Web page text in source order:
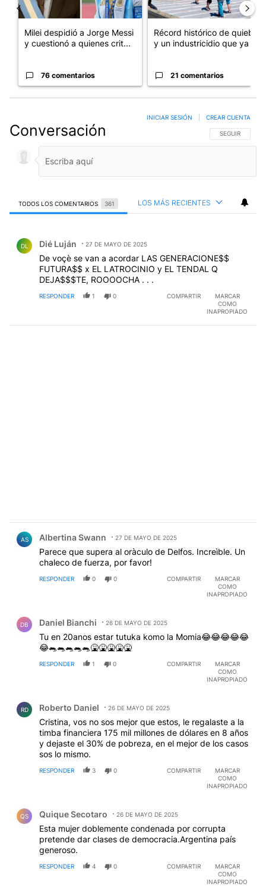
Milei despidió a Jorge Messi
y cuestionó a quienes crit...
76 comentarios
Récord histórico de quiebras
y un industricidio que ya ...
21 comentarios
Conversación SIGA ESTA
SEGUIR
INICIAR SESIÓN CREAR CUENTA
TODOS LOS COMENTARIOS 361 LOS MÁS RECIENTES
DL Dié Luján 27 DE MAYO DE 2025
De voçè se van a acordar LAS GENERACIONE$$
FUTURA$$ x EL LATROCINIO y EL TENDAL Q
DEJA$$$TE, ROOOOCHA . . .
RESPONDER 1 0 COMPARTIR
MARCAR
COMO
INAPROPIADO
AS Albertina Swann 27 DE MAYO DE 2025
Parece que supera al oràculo de Delfos. Increìble. Un
chaleco de fuerza, por favor!
RESPONDER 0 0 COMPARTIR
MARCAR
COMO
INAPROPIADO
DB Daniel Bianchi 26 DE MAYO DE 2025
Tu en 20anos estar tutuka komo la Momia😂😂😂😂😂
😂🐀🐀🐀🐀🐀🤮🤮🤮🤮🤮
RESPONDER 1 0 COMPARTIR
MARCAR
COMO
INAPROPIADO
RD Roberto Daniel 26 DE MAYO DE 2025
Cristina, vos no sos mejor que estos, le regalaste a la
timba financiera 175 mil millones de dólares en 8 años
y dejaste el 30% de pobreza, en el mejor de los casos
sos lo mismo.
RESPONDER 3 0 COMPARTIR
MARCAR
COMO
INAPROPIADO
QS Quique Secotaro 26 DE MAYO DE 2025
Esta mujer doblemente condenada por corrupta
pretende dar clases de democracia.Argentina país
generoso.
RESPONDER 4 0 COMPARTIR
MARCAR
COMO
INAPROPIADO